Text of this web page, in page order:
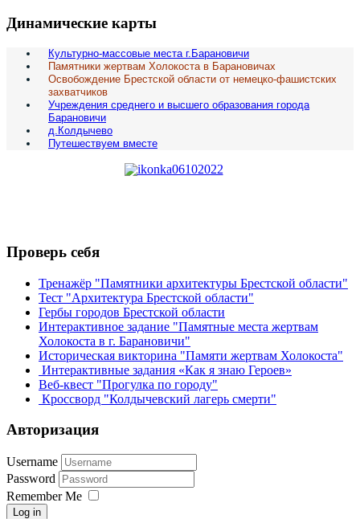
Динамические карты
Культурно-массовые места г.Барановичи
Памятники жертвам Холокоста в Барановичах
Освобождение Брестской области от немецко-фашистских
захватчиков
Учреждения среднего и высшего образования города
Барановичи
д.Колдычево
Путешествуем вместе
Проверь себя
Тренажёр "Памятники архитектуры Брестской области"
Тест "Архитектура Брестской области"
Гербы городов Брестской области
Интерактивное задание "Памятные места жертвам
Холокоста в г. Барановичи"
Историческая викторина "Памяти жертвам Холокоста"
Интерактивные задания «Как я знаю Героев»
Веб-квест "Прогулка по городу"
Кроссворд "Колдычевский лагерь смерти"
Авторизация
Username
Password
Remember Me
Log in